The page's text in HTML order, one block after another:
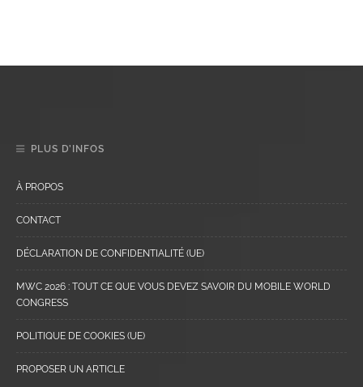
PLUS D’INFOS
À PROPOS
CONTACT
DÉCLARATION DE CONFIDENTIALITÉ (UE)
MWC 2026 : TOUT CE QUE VOUS DEVEZ SAVOIR DU MOBILE WORLD
CONGRESS
POLITIQUE DE COOKIES (UE)
PROPOSER UN ARTICLE